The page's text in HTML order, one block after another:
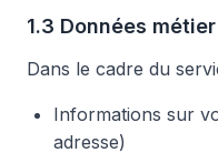
1.3 Données métier
Dans le cadre du
Informations sur
adresse)